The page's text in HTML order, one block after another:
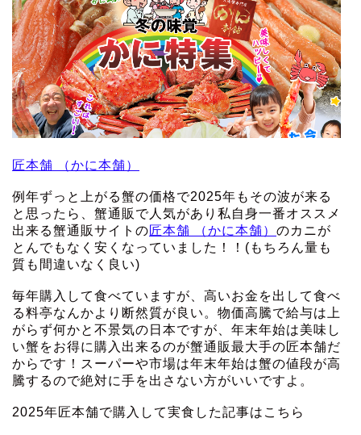
匠本舗 （かに本舗）
例年ずっと上がる蟹の価格で2025年もその波が来る
と思ったら、蟹通販で人気があり私自身一番オススメ
出来る蟹通販サイトの匠本舗 （かに本舗） のカニが
とんでもなく安くなっていました！！(もちろん量も
質も間違いなく良い)
毎年購入して食べていますが、高いお金を出して食べ
る料亭なんかより断然質が良い。物価高騰で給与は上
がらず何かと不景気の日本ですが、年末年始は美味し
い蟹をお得に購入出来るのが蟹通販最大手の匠本舗だ
からです！スーパーや市場は年末年始は蟹の値段が高
騰するので絶対に手を出さない方がいいですよ。
2025年匠本舗で購入して実食した記事はこちら